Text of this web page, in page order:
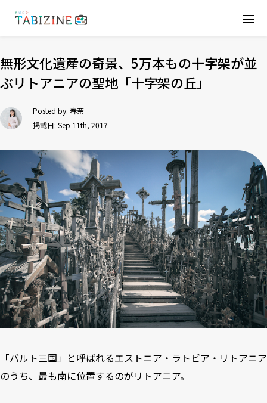
無形文化遺産の奇景、5万本もの十字架が並
ぶリトアニアの聖地「十字架の丘」
Posted by: 春奈
掲載日: Sep 11th, 2017
「バルト三国」と呼ばれるエストニア・ラトビア・リトアニア
のうち、最も南に位置するのがリトアニア。